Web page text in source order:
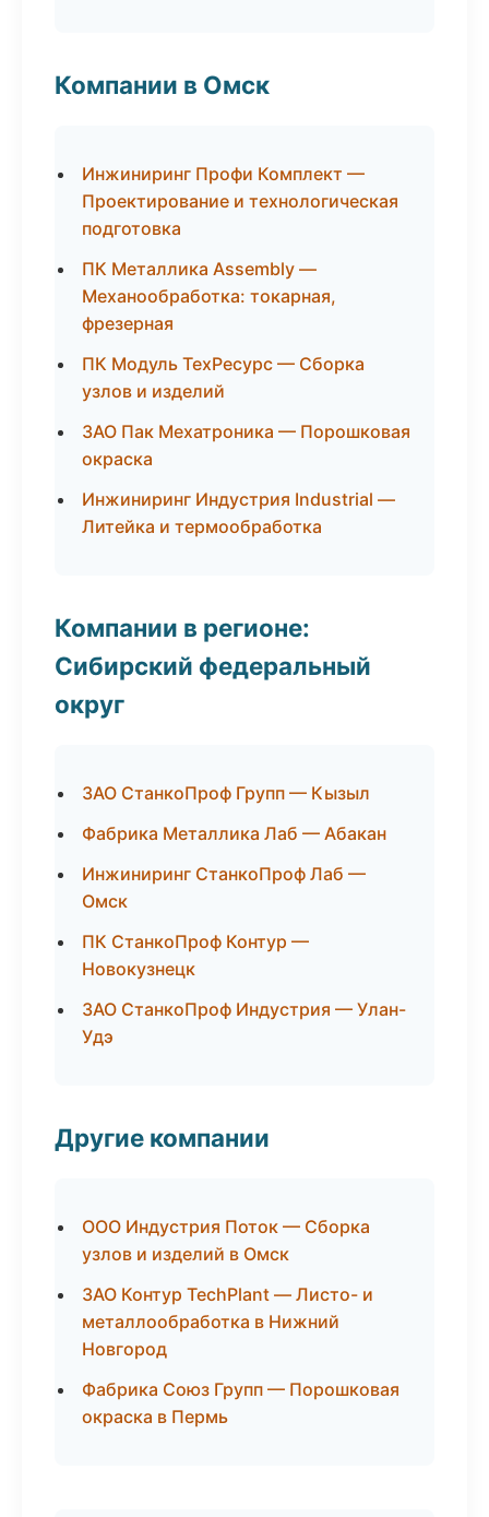
Компании в Омск
Инжиниринг Профи Комплект —
Проектирование и технологическая
подготовка
ПК Металлика Assembly —
Механообработка: токарная,
фрезерная
ПК Модуль ТехРесурс — Сборка
узлов и изделий
ЗАО Пак Мехатроника — Порошковая
окраска
Инжиниринг Индустрия Industrial —
Литейка и термообработка
Компании в регионе:
Сибирский федеральный
округ
ЗАО СтанкоПроф Групп — Кызыл
Фабрика Металлика Лаб — Абакан
Инжиниринг СтанкоПроф Лаб —
Омск
ПК СтанкоПроф Контур —
Новокузнецк
ЗАО СтанкоПроф Индустрия — Улан-
Удэ
Другие компании
ООО Индустрия Поток — Сборка
узлов и изделий в Омск
ЗАО Контур TechPlant — Листо- и
металлообработка в Нижний
Новгород
Фабрика Союз Групп — Порошковая
окраска в Пермь